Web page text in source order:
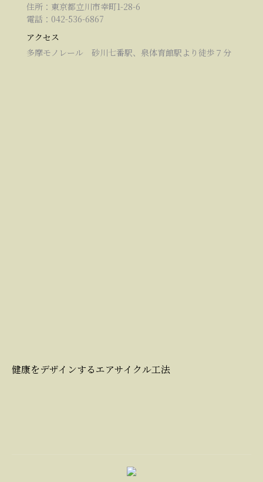
住所：東京都立川市幸町1-28-6
電話：042-536-6867
アクセス
多摩モノレール 砂川七番駅、泉体育館駅より徒歩７分
健康をデザインするエアサイクル工法